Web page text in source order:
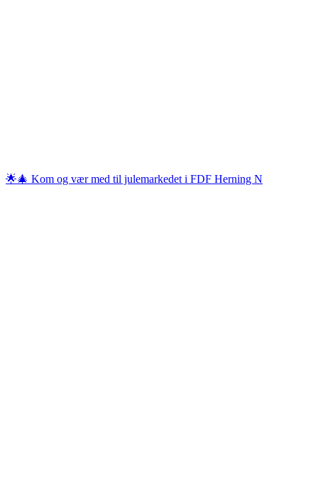
🌟🎄 Kom og vær med til julemarkedet i FDF Herning N